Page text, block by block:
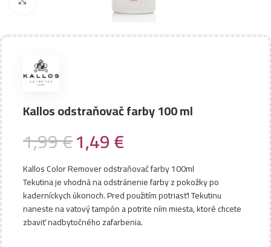
Kallos odstraňovač farby 100 ml
1,99€1,49€
Kallos Color Remover odstraňovač farby 100ml
Tekutina je vhodná na odstránenie farby z pokožky po
kaderníckych úkonoch. Pred použitím potriasť! Tekutinu
naneste na vatový tampón a potrite ním miesta, ktoré chcete
zbaviť nadbytočného zafarbenia.